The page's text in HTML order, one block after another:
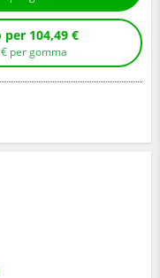
Compra senza montaggio per 104,49 €
€ per gomma